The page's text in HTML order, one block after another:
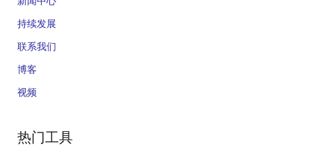
持续发展
联系我们
博客
视频
热门工具